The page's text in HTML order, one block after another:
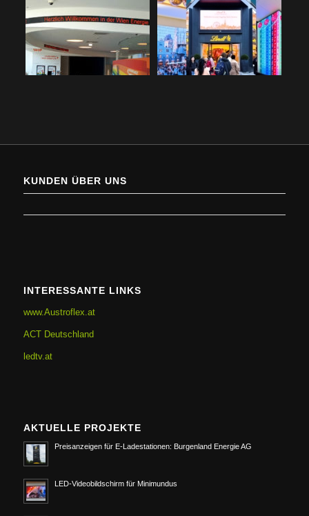
KUNDEN ÜBER UNS
INTERESSANTE LINKS
www.Austroflex.at
ACT Deutschland
ledtv.at
AKTUELLE PROJEKTE
Preisanzeigen für E-Ladestationen: Burgenland Energie AG
LED-Videobildschirm für Minimundus